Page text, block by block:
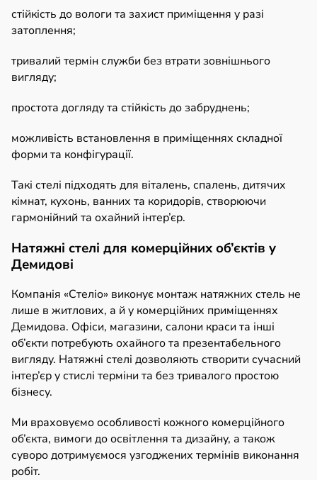
стійкість до вологи та захист приміщення у разі
затоплення;
тривалий термін служби без втрати зовнішнього
вигляду;
простота догляду та стійкість до забруднень;
можливість встановлення в приміщеннях складної
форми та конфігурації.
Такі стелі підходять для віталень, спалень, дитячих
кімнат, кухонь, ванних та коридорів, створюючи
гармонійний та охайний інтер’єр.
Натяжні стелі для комерційних об’єктів у
Демидові
Компанія «Стеліо» виконує монтаж натяжних стель не
лише в житлових, а й у комерційних приміщеннях
Демидова. Офіси, магазини, салони краси та інші
об’єкти потребують охайного та презентабельного
вигляду. Натяжні стелі дозволяють створити сучасний
інтер’єр у стислі терміни та без тривалого простою
бізнесу.
Ми враховуємо особливості кожного комерційного
об’єкта, вимоги до освітлення та дизайну, а також
суворо дотримуємося узгоджених термінів виконання
робіт.